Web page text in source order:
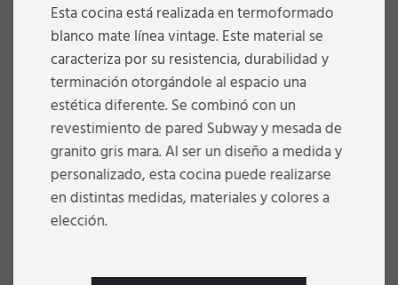
Esta cocina está realizada en termoformado
blanco mate línea vintage. Este material se
caracteriza por su resistencia, durabilidad y
terminación otorgándole al espacio una
estética diferente. Se combinó con un
revestimiento de pared Subway y mesada de
granito gris mara. Al ser un diseño a medida y
personalizado, esta cocina puede realizarse
en distintas medidas, materiales y colores a
elección.